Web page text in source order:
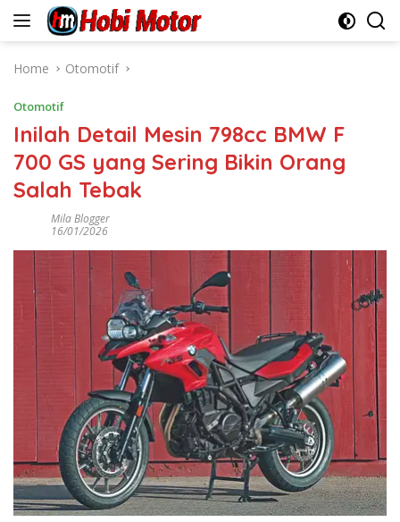
Home
Otomotif
Otomotif
Inilah Detail Mesin 798cc BMW F
700 GS yang Sering Bikin Orang
Salah Tebak
Mila Blogger
16/01/2026